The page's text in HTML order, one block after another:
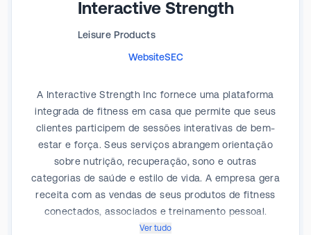
Interactive Strength
Leisure Products
WebsiteSEC
A Interactive Strength Inc fornece uma plataforma
integrada de fitness em casa que permite que seus
clientes participem de sessões interativas de bem-
estar e força. Seus serviços abrangem orientação
sobre nutrição, recuperação, sono e outras
categorias de saúde e estilo de vida. A empresa gera
receita com as vendas de seus produtos de fitness
conectados, associados e treinamento pessoal.
Ver tudo